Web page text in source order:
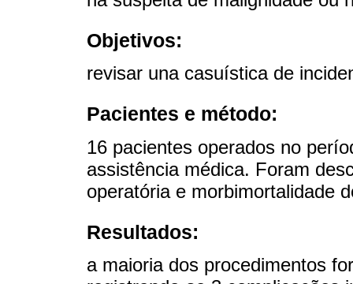
Objetivos:
revisar una casuística de
Pacientes e método:
16 pacientes operados no
assistência médica. Foram
operatória e morbimortalidade
Resultados:
a maioria dos procedimentos